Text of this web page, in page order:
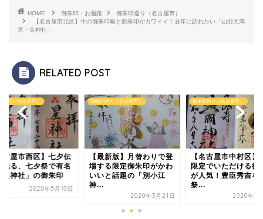
HOME 御朱印・お遍路
御朱印巡り（名古屋市）
【名古屋市北区】牛の御朱印帳と御朱印がカワイイ！丑年に訪れたい「山田天満
宮・金神社」
RELATED POST
巡り（名古屋市）
古屋市西区】七夕伝
残る、七夕祭で有名
星神社」の御朱印
2020年5月10日
御朱印巡り（名古屋市）
【最新版】月替わりで登
場する限定御朱印がかわ
いいと話題の「別小江
神...
2020年3月21日
御朱印巡り（名古屋市）
【名古屋市中村区】
限定でいただける御
が人気！豊臣秀吉を
祭...
2020年8